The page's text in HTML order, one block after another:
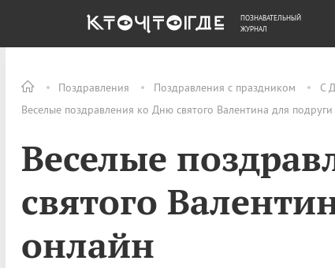
Поздравления Поздравления с праздником С
Веселые поздравления ко Дню святого Валентина для
Веселые
святого
онлайн
ОБЩЕСТВО ДЕНЬГИ
ПОЗНАВАТЕЛЬНЫЙ
ЖУРНАЛ